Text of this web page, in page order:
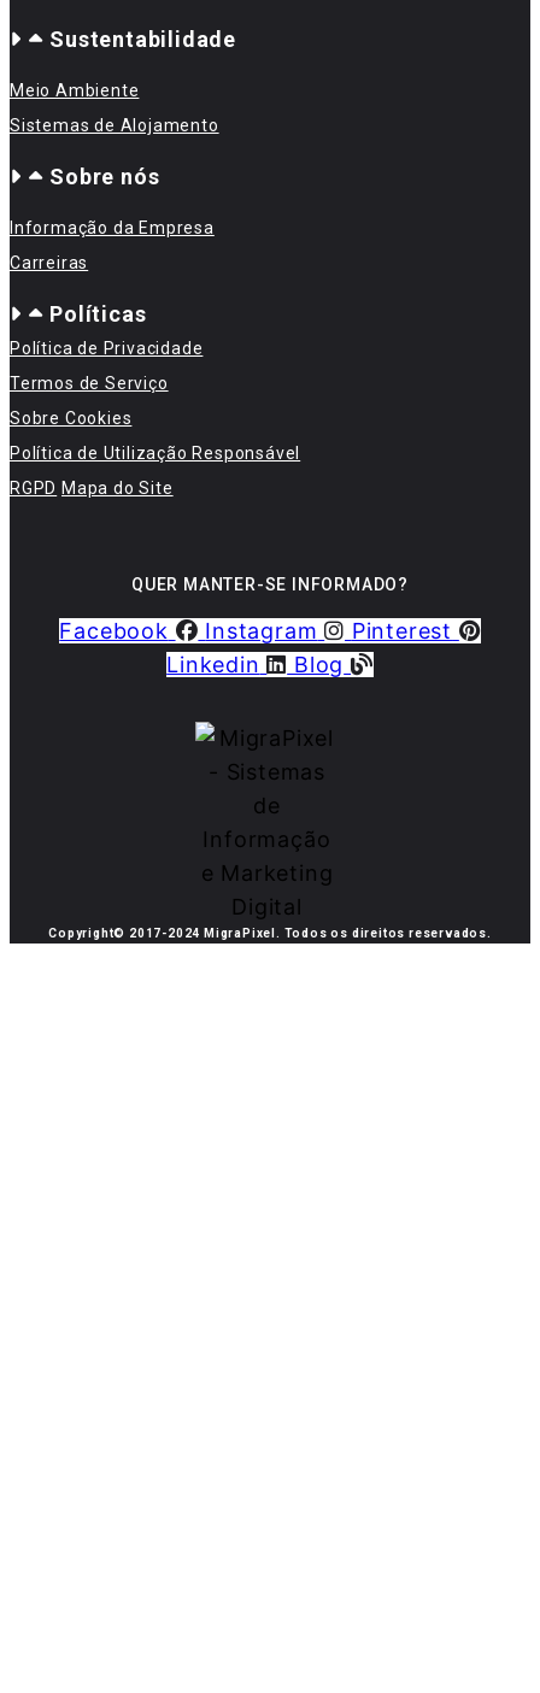
Sustentabilidade
Meio Ambiente
Sistemas de Alojamento
Sobre nós
Informação da Empresa
Carreiras
Políticas
Política de Privacidade
Termos de Serviço
Sobre Cookies
Política de Utilização Responsável
RGPD Mapa do Site
QUER MANTER-SE INFORMADO?
Facebook Instagram
Pinterest
Linkedin
Blog
Copyright© 2017-2024 MigraPixel. Todos os direitos reservados.